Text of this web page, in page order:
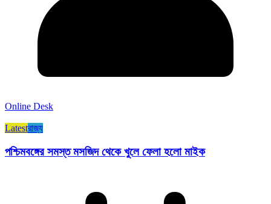
Online Desk
Latestরাজ্য​
পশ্চিমবঙ্গের সমস্ত মসজিদ থেকে খুলে ফেলা হলো মাইক